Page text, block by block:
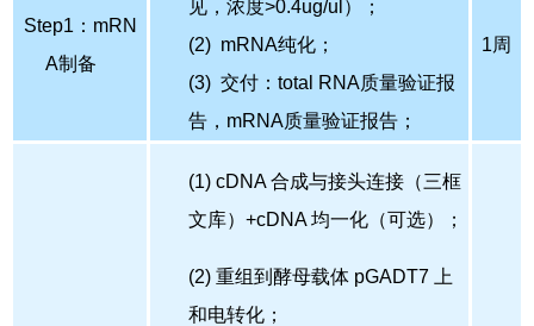
Step1：mRN
A制备
见，浓度>0.4ug/ul）；
(2) mRNA纯化；
(3) 交付：total RNA质量验证报
告，mRNA质量验证报告；
1周
(1) cDNA 合成与接头连接（三框
文库）+cDNA 均一化（可选）；
(2) 重组到酵母载体 pGADT7 上
和电转化；